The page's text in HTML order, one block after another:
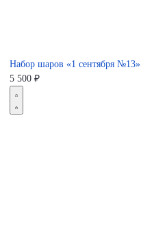
Набор шаров «1 сентября №13»
5 500 ₽